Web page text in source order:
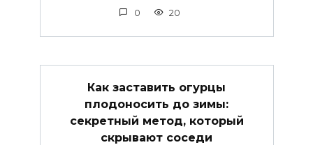
0 20
Как заставить огурцы
плодоносить до зимы:
секретный метод, который
скрывают соседи